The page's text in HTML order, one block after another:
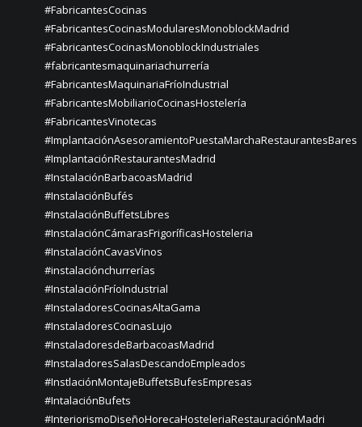
#FabricantesCocinas
#FabricantesCocinasModularesMonoblockMadrid
#FabricantesCocinasMonoblockIndustriales
#fabricantesmaquinariachurrería
#FabricantesMaquinariaFríoIndustrial
#FabricantesMobiliarioCocinasHostelería
#FabricantesVinotecas
#ImplantaciónAsesoramientoPuestaMarchaRestaurantesBares
#ImplantaciónRestaurantesMadrid
#InstalaciónBarbacoasMadrid
#InstalaciónBufés
#InstalaciónBuffetsLibres
#InstalaciónCámarasFrigoríficasHosteleria
#InstalaciónCavasVinos
#instalaciónchurrerías
#InstalaciónFríoIndustrial
#InstaladoresCocinasAltaGama
#InstaladoresCocinasLujo
#InstaladoresdeBarbacoasMadrid
#InstaladoresSalasDescandoEmpleados
#InstlaciónMontajeBuffetsBufesEmpresas
#IntalaciónBufets
#InteriorismoDiseñoHorecaHosteleriaRestauraciónMadri